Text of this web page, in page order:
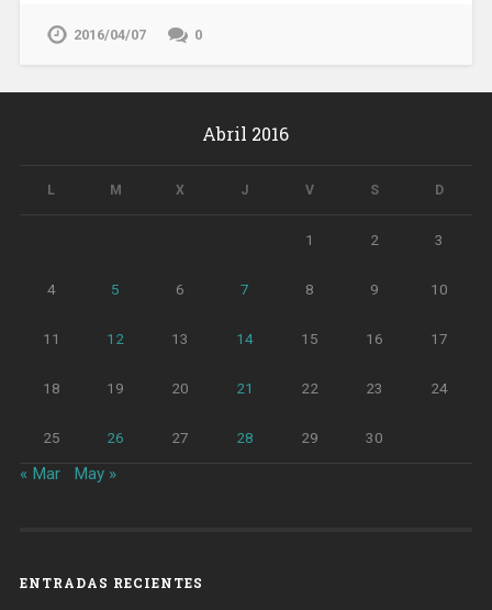
2016/04/07 0
Abril 2016
L M X J V S D
1 2 3
4 5 6 7 8 9 10
11 12 13 14 15 16 17
18 19 20 21 22 23 24
25 26 27 28 29 30
« Mar May »
ENTRADAS RECIENTES